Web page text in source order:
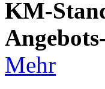
KM-
Mehr